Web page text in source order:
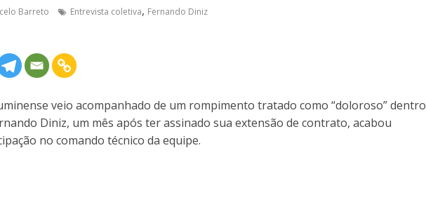
Barreto Entrevista coletiva, Fernando Diniz
veio acompanhado de um rompimento tratado como “doloroso” dentro
Diniz, um mês após ter assinado sua extensão de contrato, acabou
no comando técnico da equipe.